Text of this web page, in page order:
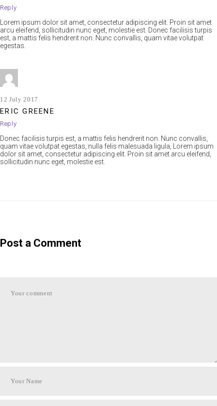
Reply
Lorem ipsum dolor sit amet, consectetur adipiscing elit. Proin sit amet
arcu eleifend, sollicitudin nunc eget, molestie est. Donec facilisis turpis
est, a mattis felis hendrerit non. Nunc convallis, quam vitae volutpat
egestas.
12 July 2017
ERIC GREENE
Reply
Donec facilisis turpis est, a mattis felis hendrerit non. Nunc convallis,
quam vitae volutpat egestas, nulla felis malesuada ligula, Lorem ipsum
dolor sit amet, consectetur adipiscing elit. Proin sit amet arcu eleifend,
sollicitudin nunc eget, molestie est.
Post a Comment